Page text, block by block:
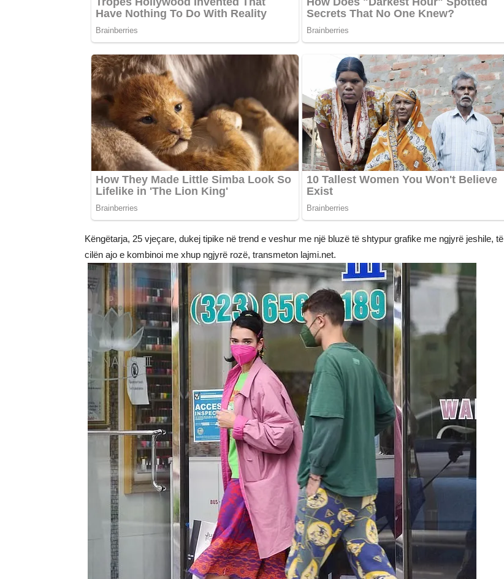
Këngëtarja, 25 vjeçare, dukej tipike në trend e veshur me një bluzë të shtypur grafike me ngjyrë jeshile, të
cilën ajo e kombinoi me xhup ngjyrë rozë, transmeton lajmi.net.